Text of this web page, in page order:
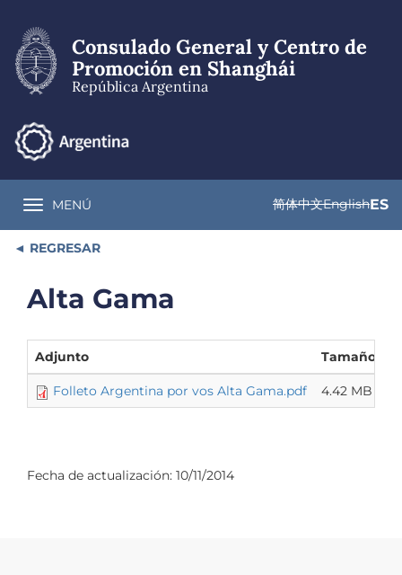
contenido
principal
Consulado General y Centro de
Promoción en Shanghái
República Argentina
Toggle navigation
MENÚ 简体中文EnglishES
REGRESAR
Alta Gama
Adjunto Tamaño
Folleto Argentina por vos Alta Gama.pdf 4.42 MB
Fecha de actualización: 10/11/2014